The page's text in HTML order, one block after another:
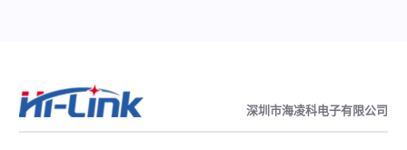
深圳市海凌科电子有限公司